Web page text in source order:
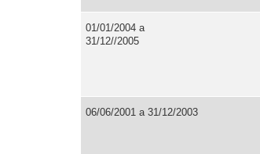
01/01/2004 a
31/12//2005
06/06/2001 a 31/12/2003